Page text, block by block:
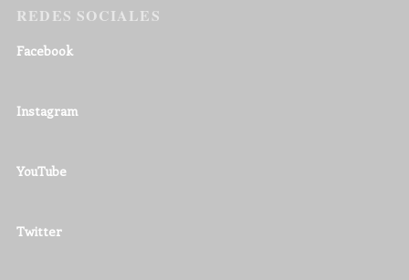
REDES SOCIALES
Facebook
Instagram
YouTube
Twitter